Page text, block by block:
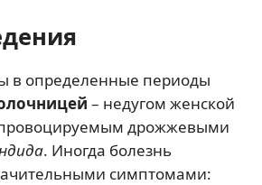
в определенные периоды
– недугом женской
дрожжевыми
. Иногда болезнь
симптомами: